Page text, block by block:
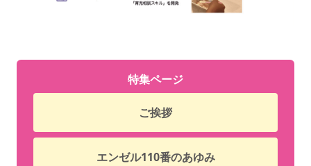
特集ページ
ご挨拶
エンゼル110番のあゆみ